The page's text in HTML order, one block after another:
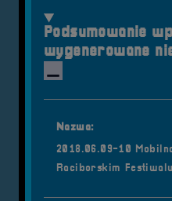
Podsumowanie
wygenerowane
Nazwa:
2018.06.09-10
Raciborskim